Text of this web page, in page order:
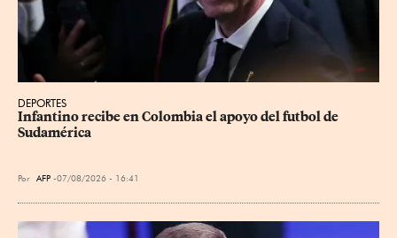
DEPORTES
Infantino recibe en Colombia el apoyo del futbol de
Sudamérica
Por AFP 07/08/2026 - 16:41